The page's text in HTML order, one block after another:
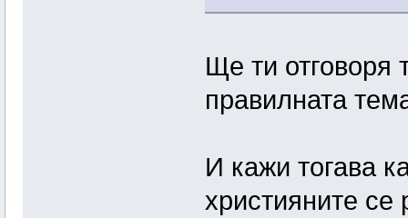
Ще ти отговоря
правилната
И кажи тогава
християните се